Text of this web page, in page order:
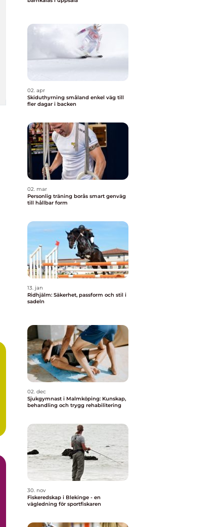
02. apr
Skiduthyrning småland enkel väg till
fler dagar i backen
02. mar
Personlig träning borås smart genväg
till hållbar form
13. jan
Ridhjälm: Säkerhet, passform och stil i
sadeln
02. dec
Sjukgymnast i Malmköping: Kunskap,
behandling och trygg rehabilitering
30. nov
Fiskeredskap i Blekinge - en
vägledning för sportfiskaren